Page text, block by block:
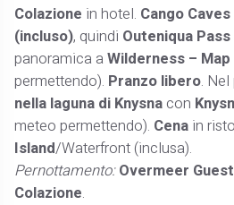
Colazione in hotel. Cango
(incluso), quindi Outeniqua Pass
panoramica aWilderness –
permettendo). Pranzo libero.
nella laguna di Knysnacon
meteo permettendo). Cena in
Island/Waterfront (inclusa).
Pernottamento:Overmeer
Colazione.